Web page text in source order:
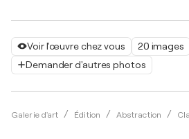
Voir l'œuvre chez vous
20 images
Demander d'autres photos
Galerie d'art Édition Abstraction